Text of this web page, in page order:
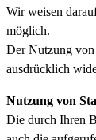
Wir weisen
möglich.
Der Nutzung
ausdrücklich
Nutzung von
Die durch Ihren